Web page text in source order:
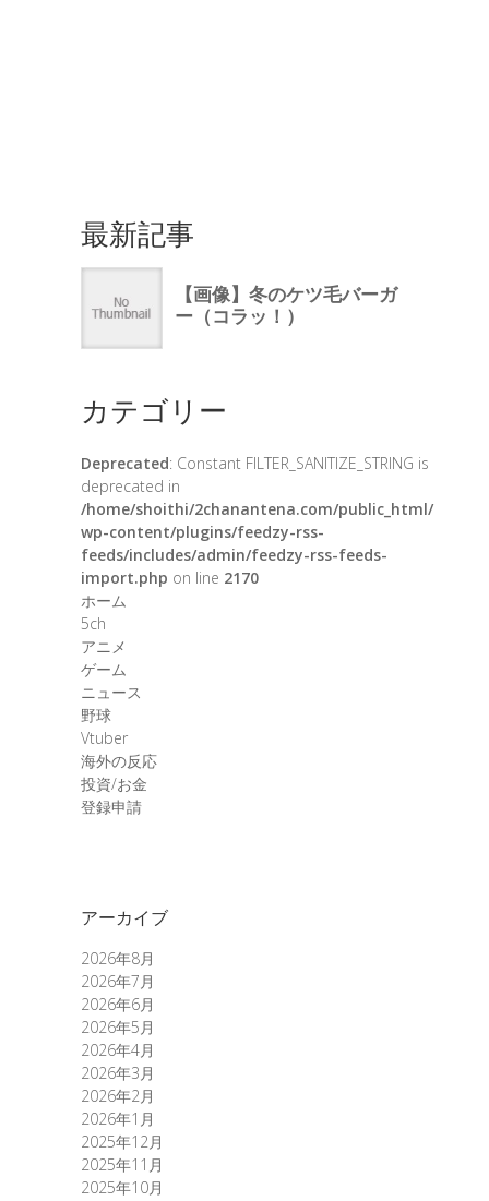
最新記事
カテゴリー
Deprecated: Constant FILTER_SANITIZE_STRING is
deprecated in
/home/shoithi/2chanantena.com/public_html/
wp-content/plugins/feedzy-rss-
feeds/includes/admin/feedzy-rss-feeds-
import.php on line 2170
ホーム
5ch
アニメ
ゲーム
ニュース
野球
Vtuber
海外の反応
投資/お金
登録申請
アーカイブ
2026年8月
2026年7月
2026年6月
2026年5月
2026年4月
2026年3月
2026年2月
2026年1月
2025年12月
2025年11月
2025年10月